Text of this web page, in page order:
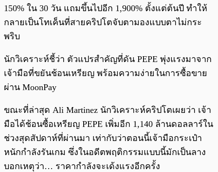
150% ใน 30 วัน แถมขึ้นไปอีก 1,900% ตั้งแต่ต้นปี ทำให้
กลายเป็นโทเค็นที่สายคริปโตจับตามองแบบตาไม่กระ
พริบ
นักวิเคราะห์ชี้ว่า ตัวแปรสำคัญที่ดัน PEPE พุ่งแรงมาจาก
เจ้ามือที่ขยันช้อนเหรียญ พร้อมความง่ายในการซื้อขาย
ผ่าน MoonPay
ขณะที่ล่าสุด Ali Martinez นักวิเคราะห์คริปโตเผยว่า เจ้า
มือได้ช้อนซื้อเหรียญ PEPE เพิ่มอีก 1,140 ล้านดอลลาร์ใน
ช่วงสุดสัปดาห์ที่ผ่านมา เท่ากับว่าตอนนี้เจ้ามือกระเป๋า
หนักกำลังรันเกม ซึ่งในอดีตพฤติกรรมแบบนี้มักเป็นลาง
บอกเหตุว่า… ราคากำลังจะเด้งแรงอีกครั้ง